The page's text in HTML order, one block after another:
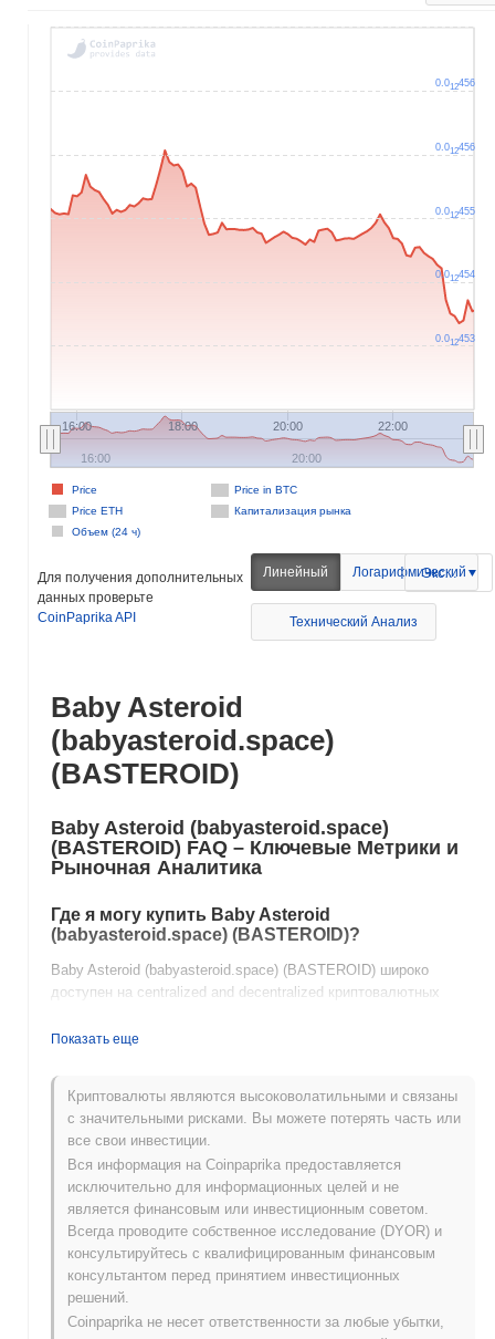
16:00 18:00 20:00 22:00
Price in BTC
Price ETH
Капитализация рынка
Объем (24 ч)
Price
16:00 20:00
0.012453
0.012454
0.012455
0.012456
0.012456
Для получения дополнительных
данных проверьте
CoinPaprika API
Линейный Логарифмический
Экспорт
Технический Анализ
Baby Asteroid
(babyasteroid.space)
(BASTEROID)
Baby Asteroid (babyasteroid.space)
(BASTEROID) FAQ – Ключевые Метрики и
Рыночная Аналитика
Где я могу купить Baby Asteroid
(babyasteroid.space) (BASTEROID)?
Baby Asteroid (babyasteroid.space) (BASTEROID) широко
доступен на centralized and decentralized криптовалютных
Asteroid (babyasteroid.space)?
За последние 24 часа объем торгов Baby Asteroid
(babyasteroid.space) составляет
Какова история ценового диапазона Baby
Asteroid (babyasteroid.space)?
Исторический максимум (ATH):₽0.09102
Исторический минимум (ATL):NaN
Baby Asteroid (babyasteroid.space) в настоящее время
торгуется на~99.56%ниже своего ATH .
Показать еще
Криптовалюты являются высоковолатильными и связаны
с значительными рисками. Вы можете потерять часть или
все свои инвестиции.
Вся информация на Coinpaprika предоставляется
исключительно для информационных целей и не
является финансовым или инвестиционным советом.
Всегда проводите собственное исследование (DYOR) и
консультируйтесь с квалифицированным финансовым
консультантом перед принятием инвестиционных
решений.
Coinpaprika не несет ответственности за любые убытки,